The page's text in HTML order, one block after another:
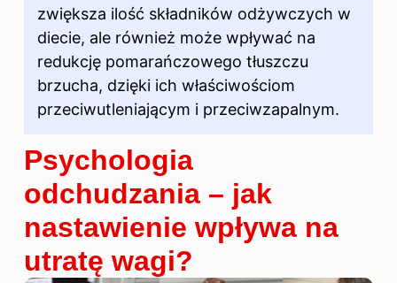
zwiększa ilość składników odżywczych w
diecie, ale również może wpływać na
redukcję pomarańczowego tłuszczu
brzucha, dzięki ich właściwościom
przeciwutleniającym i przeciwzapalnym.
Psychologia
odchudzania – jak
nastawienie wpływa na
utratę wagi?